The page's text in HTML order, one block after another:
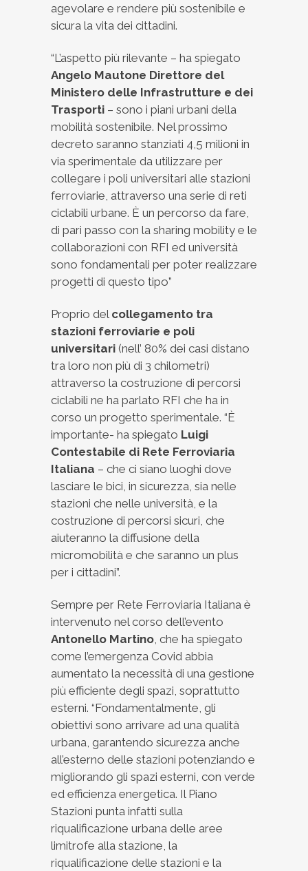
agevolare e rendere più sostenibile e
sicura la vita dei cittadini.
“L’aspetto più rilevante – ha spiegato
Angelo Mautone Direttore del
Ministero delle Infrastrutture e dei
Trasporti – sono i piani urbani della
mobilità sostenibile. Nel prossimo
decreto saranno stanziati 4,5 milioni in
via sperimentale da utilizzare per
collegare i poli universitari alle stazioni
ferroviarie, attraverso una serie di reti
ciclabili urbane. È un percorso da fare,
di pari passo con la sharing mobility e le
collaborazioni con RFI ed università
sono fondamentali per poter realizzare
progetti di questo tipo”
Proprio del collegamento tra
stazioni ferroviarie e poli
universitari (nell’ 80% dei casi distano
tra loro non più di 3 chilometri)
attraverso la costruzione di percorsi
ciclabili ne ha parlato RFI che ha in
corso un progetto sperimentale. “È
importante- ha spiegato Luigi
Contestabile di Rete Ferroviaria
Italiana – che ci siano luoghi dove
lasciare le bici, in sicurezza, sia nelle
stazioni che nelle università, e la
costruzione di percorsi sicuri, che
aiuteranno la diffusione della
micromobilità e che saranno un plus
per i cittadini”.
Sempre per Rete Ferroviaria Italiana è
intervenuto nel corso dell’evento
Antonello Martino, che ha spiegato
come l’emergenza Covid abbia
aumentato la necessità di una gestione
più efficiente degli spazi, soprattutto
esterni. “Fondamentalmente, gli
obiettivi sono arrivare ad una qualità
urbana, garantendo sicurezza anche
all’esterno delle stazioni potenziando e
migliorando gli spazi esterni, con verde
ed efficienza energetica. Il Piano
Stazioni punta infatti sulla
riqualificazione urbana delle aree
limitrofe alla stazione, la
riqualificazione delle stazioni e la